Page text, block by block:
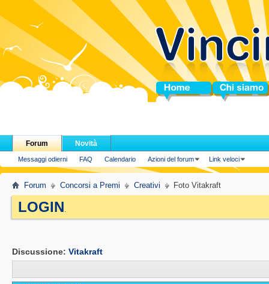
Home Chi siamo
Forum
Messaggi odierni FAQ Calendario Azioni del forum Link veloci
Novità
Forum Concorsi a Premi Creativi Foto Vitakraft
LOGIN.
Discussione: Vitakraft